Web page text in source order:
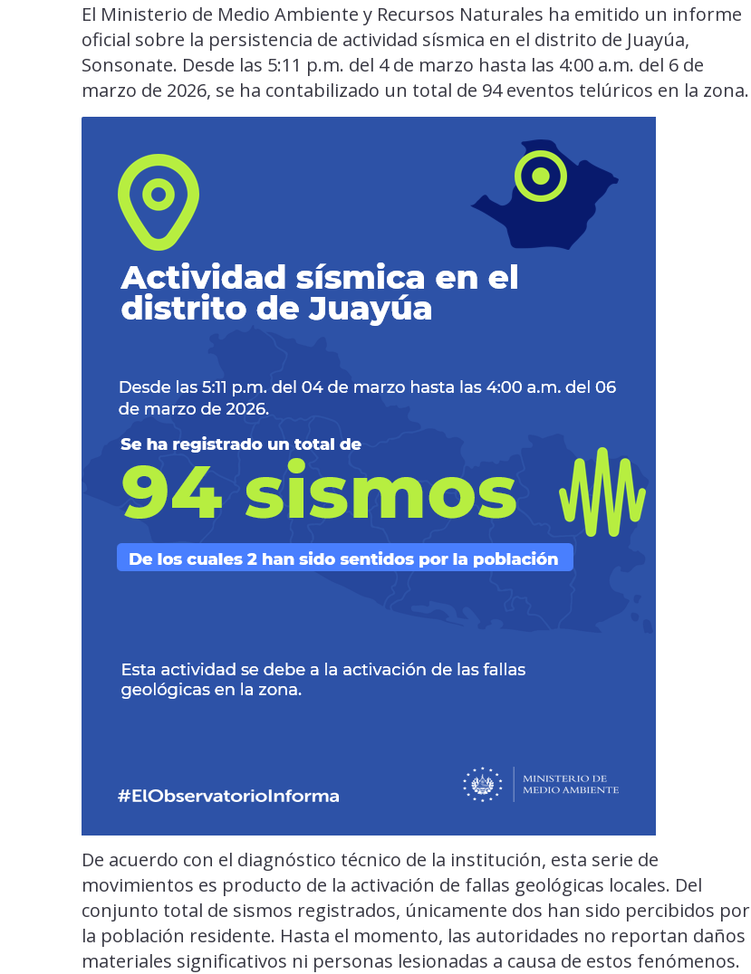
El Ministerio de Medio Ambiente y Recursos Naturales ha emitido un informe
oficial sobre la persistencia de actividad sísmica en el distrito de Juayúa,
Sonsonate. Desde las 5:11 p.m. del 4 de marzo hasta las 4:00 a.m. del 6 de
marzo de 2026, se ha contabilizado un total de 94 eventos telúricos en la zona.
De acuerdo con el diagnóstico técnico de la institución, esta serie de
movimientos es producto de la activación de fallas geológicas locales. Del
conjunto total de sismos registrados, únicamente dos han sido percibidos por
la población residente. Hasta el momento, las autoridades no reportan daños
materiales significativos ni personas lesionadas a causa de estos fenómenos.